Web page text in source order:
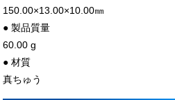
150.00×13.00×10.00㎜
● 製品質量
60.00 g
● 材質
真ちゅう